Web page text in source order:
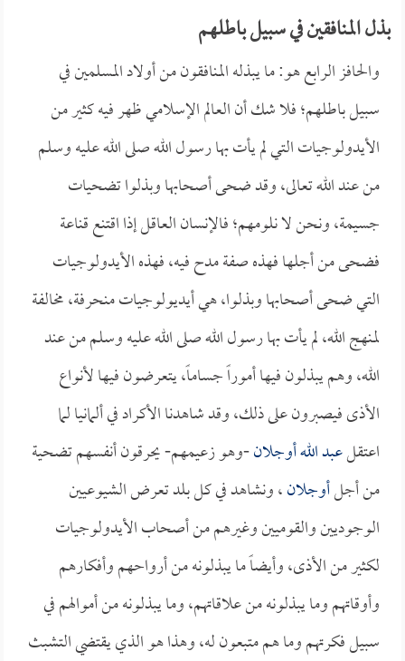
بذل المنافقين في سبيل باطلهم
والحافز الرابع هو: ما يبذله المنافقون من أولاد المسلمين في
سبيل باطلهم؛ فلا شك أن العالم الإسلامي ظهر فيه كثير من
الأيدولوجيات التي لم يأت بها رسول الله صلى الله عليه وسلم
من عند الله تعالى، وقد ضحى أصحابها وبذلوا تضحيات
جسيمة، ونحن لا نلومهم؛ فالإنسان العاقل إذا اقتنع قناعة
فضحى من أجلها فهذه صفة مدح فيه، فهذه الأيدولوجيات
التي ضحى أصحابها وبذلوا، هي أيديولوجيات منحرفة، مخالفة
لمنهج الله، لم يأت بها رسول الله صلى الله عليه وسلم من عند
الله، وهم يبذلون فيها أموراً جساماً، يتعرضون فيها لأنواع
الأذى فيصبرون على ذلك، وقد شاهدنا الأكراد في ألمانيا لما
اعتقلعبد الله أوجلان-وهو زعيمهم- يحرقون أنفسهم تضحية
من أجلأوجلان، ونشاهد في كل بلد تعرض الشيوعيين
الوجوديين والقوميين وغيرهم من أصحاب الأيدولوجيات
لكثير من الأذى، وأيضاً ما يبذلونه من أرواحهم وأفكارهم
وأوقاتهم وما يبذلونه من علاقاتهم، وما يبذلونه من أموالهم في
سبيل فكرتهم وما هم متبعون له، وهذا هو الذي يقتضي التشبث